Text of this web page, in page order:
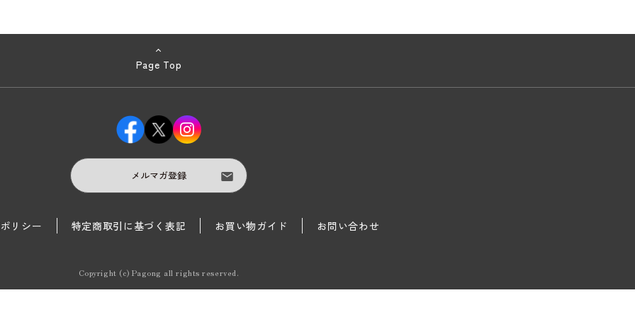
Page Top
メルマガ登録
リシー 特定商取引に基づく表記 お買い物ガイド お問い合わせ
Copyright (c) Pagong all rights reserved.